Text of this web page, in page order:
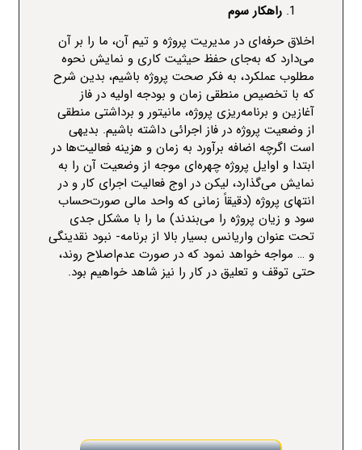
راهکار سوم
اخلاق حرفه‌ای در مدیریت پروژه و تیم آن، ما را بر آن
می‌دارد که به‌جای حفظ حیثیت کاری و نمایش نحوه
مطلوب عملکرد، به فکر صحت پروژه باشیم، بدین شرح
که با تخصیص منطقی زمان و بودجه اولیه در فاز
آغازین و برنامه‌ریزی پروژه، مانیتور و برداشتی منطقی
از وضعیت پروژه در فاز اجرائی داشته باشیم. بدیهی
است اگرچه اضافه برآورد به زمان و هزینه فعالیت‌ها در
ابتدا و اوایل پروژه چهره‌ای موجه از وضعیت آن را به
نمایش می‌گذارد، لیکن در اوج فعالیت اجرای کار و در
انتهای پروژه (دقیقاً زمانی که واحد مالی صورت‌حساب
سود و زیان پروژه را می‌بندند) ما را با مشکل جدی
تحت عنوان واریانس بسیار بالا از برنامه- نبود نقدینگی
و … مواجه خواهد نمود که در صورت عدم‌اصلاح روند،
حتی توقف و تعلیق در کار را نیز شاهد خواهیم بود.